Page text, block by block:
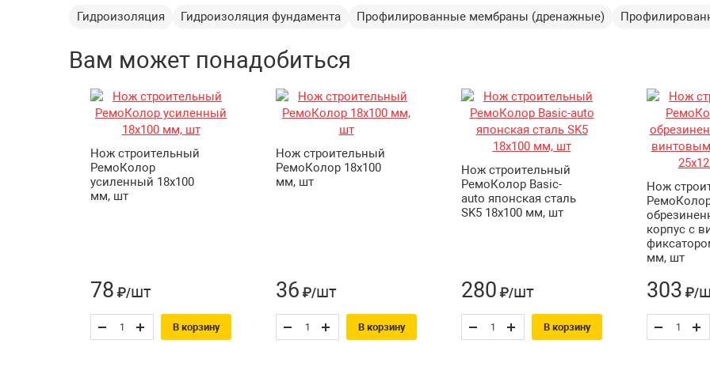
Гидроизоляция Гидроизоляция фундамента Профилированные мембраны (дренажные)
Вам может понадобиться
Нож строительный
РемоКолор
усиленный 18х100
мм, шт
78 ₽/шт
В корзину
Нож строительный
РемоКолор 18х100
мм, шт
36 ₽/шт
В корзину
Нож строительный
РемоКолор Basic-
auto японская сталь
SK5 18х100 мм, шт
280 ₽/шт
В корзину
Нож
корпус с
мм, шт
303 ₽/